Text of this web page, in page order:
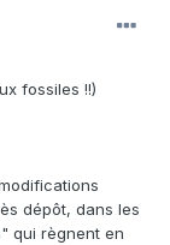
fossiles !!)
dépôt, dans les
qui règnent en